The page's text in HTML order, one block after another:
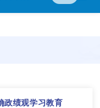
政绩观学习教育